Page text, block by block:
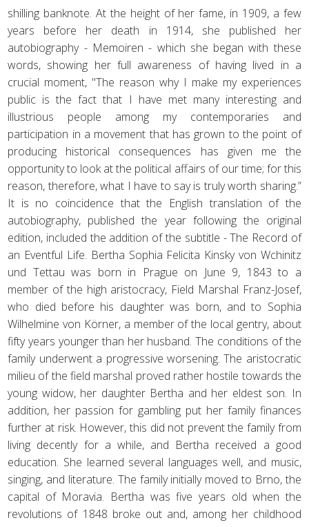
shilling banknote. At the height of her fame, in 1909, a few
years before her death in 1914, she published her
autobiography - Memoiren - which she began with these
words, showing her full awareness of having lived in a
crucial moment, "The reason why I make my experiences
public is the fact that I have met many interesting and
illustrious people among my contemporaries and
participation in a movement that has grown to the point of
producing historical consequences has given me the
opportunity to look at the political affairs of our time; for this
reason, therefore, what I have to say is truly worth sharing.”
It is no coincidence that the English translation of the
autobiography, published the year following the original
edition, included the addition of the subtitle - The Record of
an Eventful Life. Bertha Sophia Felicita Kinsky von Wchinitz
und Tettau was born in Prague on June 9, 1843 to a
member of the high aristocracy, Field Marshal Franz-Josef,
who died before his daughter was born, and to Sophia
Wilhelmine von Körner, a member of the local gentry, about
fifty years younger than her husband. The conditions of the
family underwent a progressive worsening. The aristocratic
milieu of the field marshal proved rather hostile towards the
young widow, her daughter Bertha and her eldest son. In
addition, her passion for gambling put her family finances
further at risk. However, this did not prevent the family from
living decently for a while, and Bertha received a good
education. She learned several languages ​​well, and music,
singing, and literature. The family initially moved to Brno, the
capital of Moravia. Bertha was five years old when the
revolutions of 1848 broke out and, among her childhood